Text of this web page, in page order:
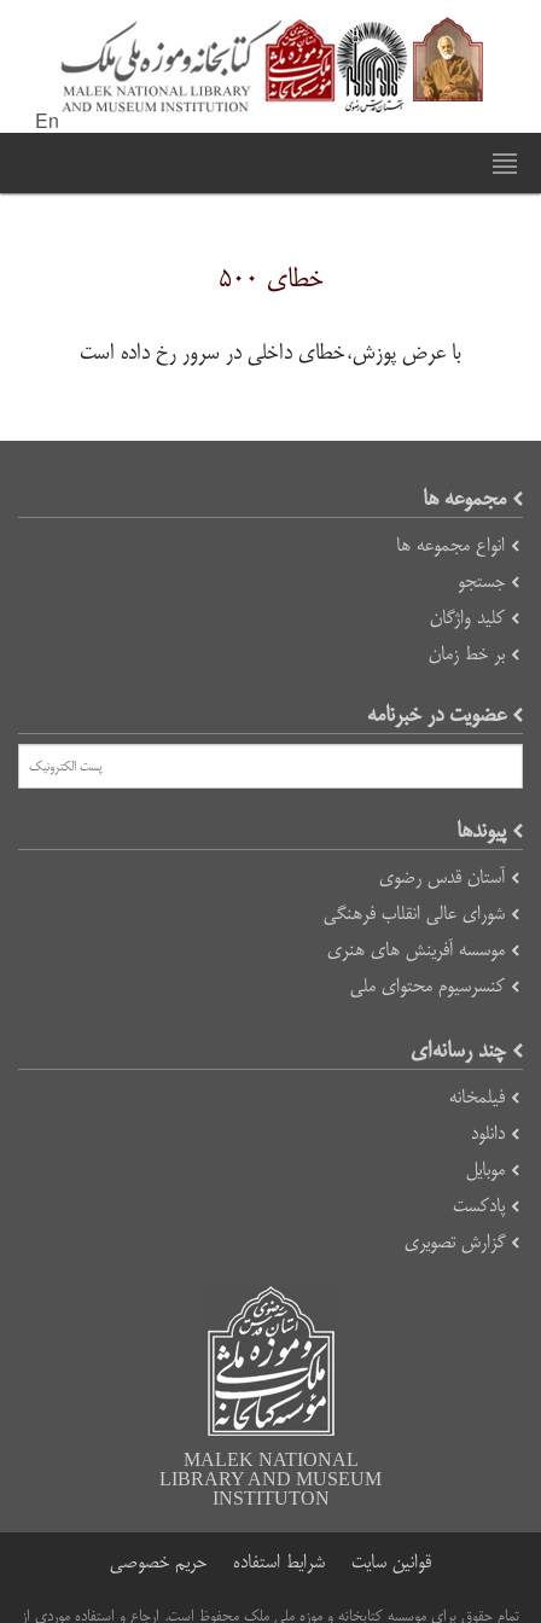
En
خطای ۵۰۰
با عرض پوزش،خطای داخلی در سرور رخ داده است
مجموعه ها
انواع مجموعه ها
جستجو
کلید واژگان
بر خط زمان
عضویت در خبرنامه
پیوند‌ها
آستان قدس رضوی
شورای عالی انقلاب فرهنگی
موسسه آفرینش های هنری
کنسرسیوم محتوای ملی
چند رسانه‌ای
فیلمخانه
دانلود
موبایل
پادکست
گزارش تصویری
MALEK NATIONAL
LIBRARY AND MUSEUM
INSTITUTON
قوانین سایت شرایط استفاده حریم خصوصی
تمام حقوق برای موسسه کتابخانه و موزه ملی ملک محفوظ است. ارجاع و استفاده موردی از